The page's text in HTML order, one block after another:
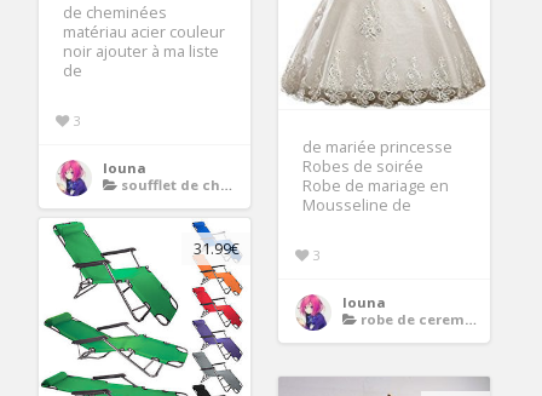
de cheminées
matériau acier couleur
noir ajouter à ma liste
de
3
louna
soufflet de cheminee
de mariée princesse
Robes de soirée
Robe de mariage en
Mousseline de
3
louna
robe de ceremonie chic
31.99€